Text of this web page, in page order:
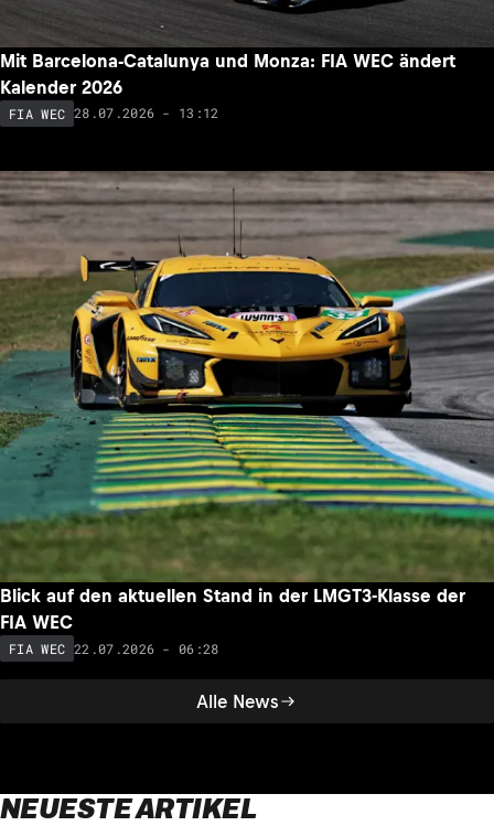
Alle News
Mit Barcelona-Catalunya und Monza: FIA WEC ändert
Kalender 2026
FIA WEC 28.07.2026 - 13:12
Blick auf den aktuellen Stand in der LMGT3-Klasse der
FIA WEC
FIA WEC 22.07.2026 - 06:28
NEUESTE ARTIKEL